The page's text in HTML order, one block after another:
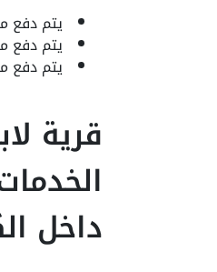
يتم دفع مقدم 10% و الباقي اقساط
يتم دفع مقدم 15% و الباقي اقساط
يتم دفع مقدم 20% و الباقي اقساط
قرية
داخل